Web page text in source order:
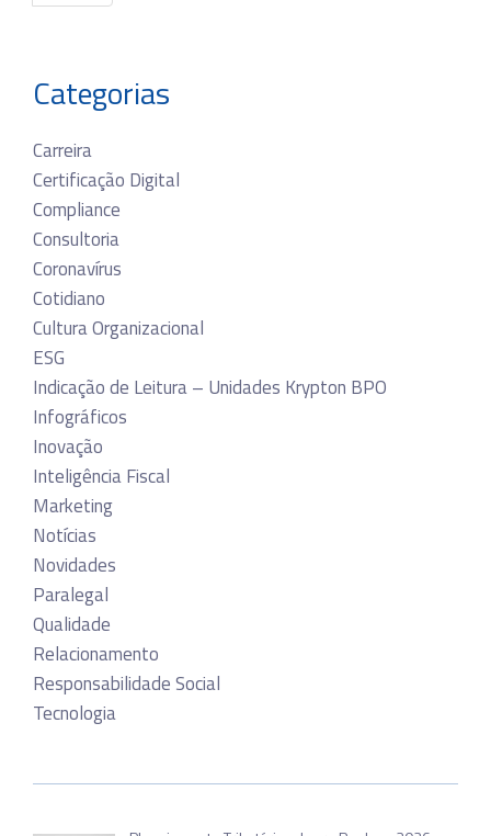
Categorias
Carreira
Certificação Digital
Compliance
Consultoria
Coronavírus
Cotidiano
Cultura Organizacional
ESG
Indicação de Leitura – Unidades Krypton BPO
Infográficos
Inovação
Inteligência Fiscal
Marketing
Notícias
Novidades
Paralegal
Qualidade
Relacionamento
Responsabilidade Social
Tecnologia